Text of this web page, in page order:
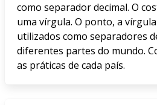
como separador decimal. O
uma vírgula. O ponto, a
utilizados como separadores
diferentes partes do mundo.
as práticas de cada país.